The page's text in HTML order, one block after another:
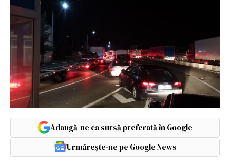
Adaugă-ne ca sursă preferată în Google
Urmărește-ne pe Google News